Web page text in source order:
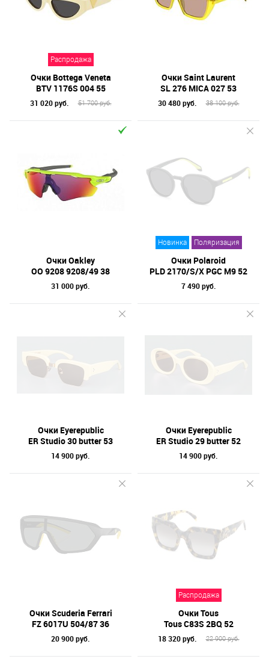
Распродажа
Очки Bottega Veneta
BTV 1176S 004 55
31 020 руб. 51 700 руб.
Очки Saint Laurent
SL 276 MICA 027 53
30 480 руб. 38 100 руб.
Очки Oakley
OO 9208 9208/49 38
31 000 руб.
Новинка Поляризация
Очки Polaroid
PLD 2170/S/X PGC M9 52
7 490 руб.
Очки Eyerepublic
ER Studio 30 butter 53
14 900 руб.
Очки Eyerepublic
ER Studio 29 butter 52
14 900 руб.
Очки Scuderia Ferrari
FZ 6017U 504/87 36
20 900 руб.
Распродажа
Очки Tous
Tous C83S 2BQ 52
18 320 руб. 22 900 руб.